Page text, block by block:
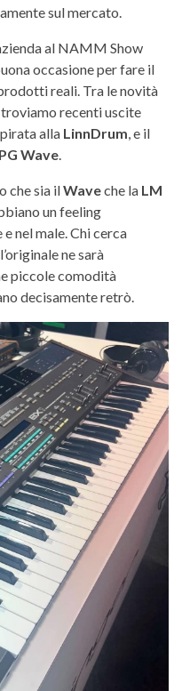
sul mercato.
al NAMM Show
occasione per fare il
reali. Tra le novità
recenti uscite
alla LinnDrum, e il
Wave.
che sia ilWaveche la LM
un feeling
nel male. Chi cerca
ne sarà
piccole comodità
decisamente retrò.